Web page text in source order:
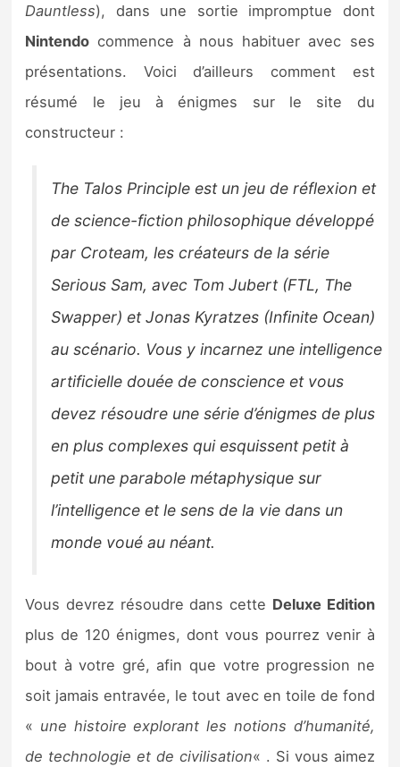
Bons plans
Guides
Dauntless), dans une sortie impromptue dont
Nintendo commence à nous habituer avec ses
présentations. Voici d’ailleurs comment est
résumé le jeu à énigmes sur le site du
constructeur :
The Talos Principle est un jeu de réflexion et
de science-fiction philosophique développé
par Croteam, les créateurs de la série
Serious Sam, avec Tom Jubert (FTL, The
Swapper) et Jonas Kyratzes (Infinite Ocean)
au scénario. Vous y incarnez une intelligence
artificielle douée de conscience et vous
devez résoudre une série d’énigmes de plus
en plus complexes qui esquissent petit à
petit une parabole métaphysique sur
l’intelligence et le sens de la vie dans un
monde voué au néant.
Vous devrez résoudre dans cette Deluxe Edition
plus de 120 énigmes, dont vous pourrez venir à
bout à votre gré, afin que votre progression ne
soit jamais entravée, le tout avec en toile de fond
« une histoire explorant les notions d’humanité,
de technologie et de civilisation« . Si vous aimez